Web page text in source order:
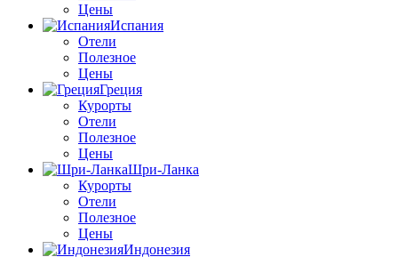
Цены
Испания
Отели
Полезное
Цены
Греция
Курорты
Отели
Полезное
Цены
Шри-Ланка
Курорты
Отели
Полезное
Цены
Индонезия